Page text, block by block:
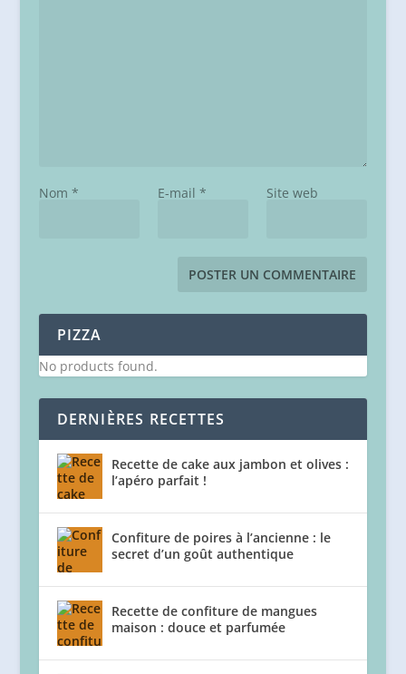
Nom * E-mail * Site web
PIZZA
No products found.
DERNIÈRES RECETTES
Recette de cake aux jambon et olives :
l’apéro parfait !
Confiture de poires à l’ancienne : le
secret d’un goût authentique
Recette de confiture de mangues
maison : douce et parfumée